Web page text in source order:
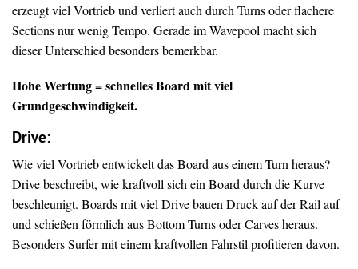
erzeugt viel Vortrieb und verliert auch durch Turns oder flachere
Sections nur wenig Tempo. Gerade im Wavepool macht sich
dieser Unterschied besonders bemerkbar.
Hohe Wertung = schnelles Board mit viel
Grundgeschwindigkeit.
Drive:
Wie viel Vortrieb entwickelt das Board aus einem Turn heraus?
Drive beschreibt, wie kraftvoll sich ein Board durch die Kurve
beschleunigt. Boards mit viel Drive bauen Druck auf der Rail auf
und schießen förmlich aus Bottom Turns oder Carves heraus.
Besonders Surfer mit einem kraftvollen Fahrstil profitieren davon.